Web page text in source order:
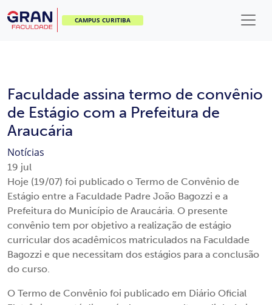
CAMPUS CURITIBA
Faculdade assina termo de convênio
de Estágio com a Prefeitura de
Araucária
Notícias
19 jul
Hoje (19/07) foi publicado o Termo de Convênio de
Estágio entre a Faculdade Padre João Bagozzi e a
Prefeitura do Município de Araucária. O presente
convênio tem por objetivo a realização de estágio
curricular dos acadêmicos matriculados na Faculdade
Bagozzi e que necessitam dos estágios para a conclusão
do curso.
O Termo de Convênio foi publicado em Diário Oficial